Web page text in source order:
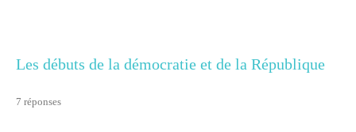
Les débuts de la démocratie et de la République
7 réponses